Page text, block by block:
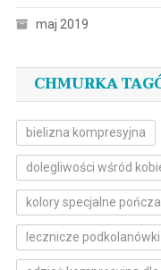
maj 2019
CHMURKA
bielizna kompresyjna
dolegliwości wśród
kolory specjalne
lecznicze podkolanówki